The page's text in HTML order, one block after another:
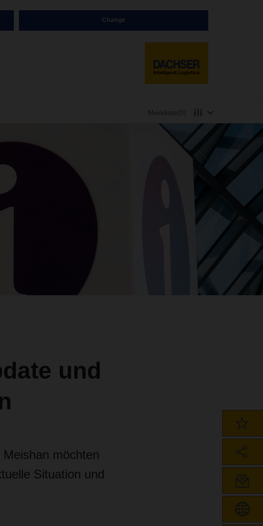
Change
Merkliste(0)
und
möchten
Situation und